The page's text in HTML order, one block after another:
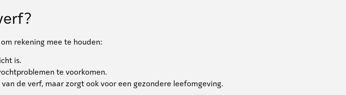
rekening mee te houden:
is.
te voorkomen.
de verf, maar zorgt ook voor een gezondere leefomgeving.